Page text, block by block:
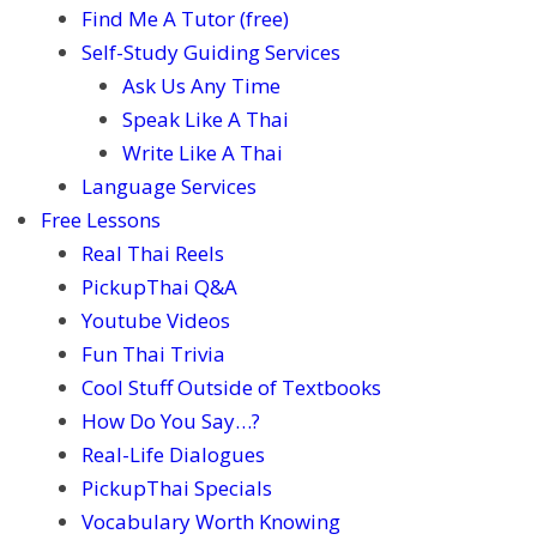
Find Me A Tutor (free)
Self-Study Guiding Services
Ask Us Any Time
Speak Like A Thai
Write Like A Thai
Language Services
Free Lessons
Real Thai Reels
PickupThai Q&A
Youtube Videos
Fun Thai Trivia
Cool Stuff Outside of Textbooks
How Do You Say…?
Real-Life Dialogues
PickupThai Specials
Vocabulary Worth Knowing